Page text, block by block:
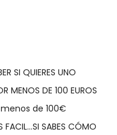
SI QUIERES UNO
MENOS DE 100 EUROS
de 100€
FACIL…SI SABES CÓMO